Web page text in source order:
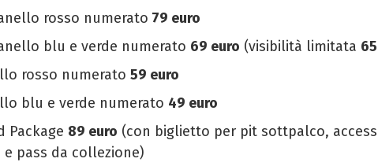
rosso numerato 79 euro
blu e verde numerato 69 euro (visibilità limitata
rosso numerato 59 euro
blu e verde numerato 49 euro
Package 89 euro (con biglietto per pit sottpalco,
pass da collezione)